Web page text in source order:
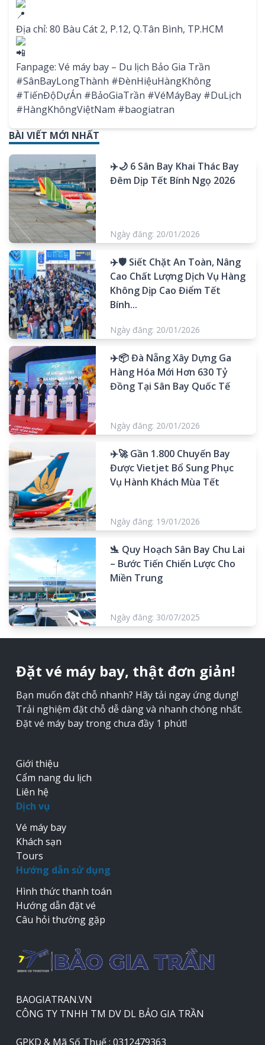
Địa chỉ: 80 Bàu Cát 2, P.12, Q.Tân Bình, TP.HCM
Fanpage: Vé máy bay – Du lịch Bảo Gia Trần
#SânBayLongThành #ĐènHiệuHàngKhông
#TiếnĐộDựÁn #BảoGiaTrần #VéMáyBay #DuLịch
#HàngKhôngViệtNam #baogiatran
BÀI VIẾT MỚI NHẤT
✈️🌙 6 Sân Bay Khai Thác Bay
Đêm Dịp Tết Bính Ngọ 2026
Ngày đăng: 20/01/2026
✈️🛡️ Siết Chặt An Toàn, Nâng
Cao Chất Lượng Dịch Vụ Hàng
Không Dịp Cao Điểm Tết
Bính...
Ngày đăng: 20/01/2026
✈️📦 Đà Nẵng Xây Dựng Ga
Hàng Hóa Mới Hơn 630 Tỷ
Đồng Tại Sân Bay Quốc Tế
Ngày đăng: 20/01/2026
✈️🚀 Gần 1.800 Chuyến Bay
Được Vietjet Bổ Sung Phục
Vụ Hành Khách Mùa Tết
Ngày đăng: 19/01/2026
🛬 Quy Hoạch Sân Bay Chu Lai
– Bước Tiến Chiến Lược Cho
Miền Trung
Ngày đăng: 30/07/2025
Đặt vé máy bay, thật đơn giản!
Bạn muốn đặt chỗ nhanh? Hãy tải ngay ứng dụng!
Trải nghiệm đặt chỗ dễ dàng và nhanh chóng nhất.
Đặt vé máy bay trong chưa đầy 1 phút!
Giới thiệu
Cẩm nang du lịch
Liên hệ
Dịch vụ
Vé máy bay
Khách sạn
Tours
Hướng dẫn sử dụng
Hình thức thanh toán
Hướng dẫn đặt vé
Câu hỏi thường gặp
BAOGIATRAN.VN
CÔNG TY TNHH TM DV DL BẢO GIA TRẦN
GPKD & Mã Số Thuế : 0312479363